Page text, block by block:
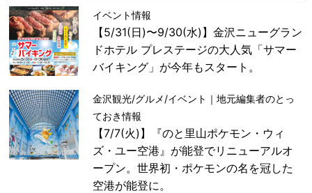
イベント情報
【5/31(日)〜9/30(水)】金沢ニューグラン
ドホテル プレステージの大人気「サマー
バイキング」が今年もスタート。
金沢観光/グルメ/イベント｜地元編集者のとっ
ておき情報
【7/7(火)】『のと里山ポケモン・ウィ
ズ・ユー空港』が能登でリニューアルオ
ープン。世界初・ポケモンの名を冠した
空港が能登に。